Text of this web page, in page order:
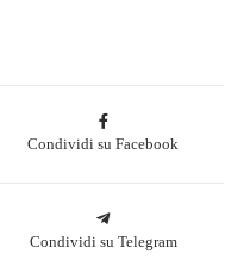
Condividi su Facebook
Condividi su Telegram